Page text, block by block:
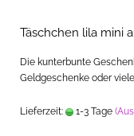
Täschchen lila mini
Die kunterbunte
Geldgeschenke oder
Lieferzeit: 1-3 Tage